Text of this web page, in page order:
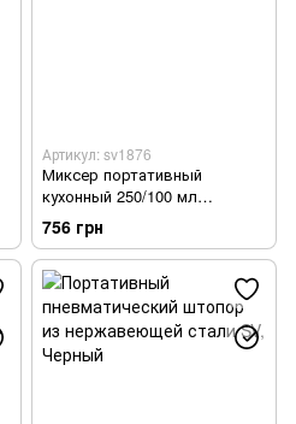
Артикул: sv1876
Миксер портативный
кухонный 250/100 мл
беспроводной Белый (
sv1876)
756 грн